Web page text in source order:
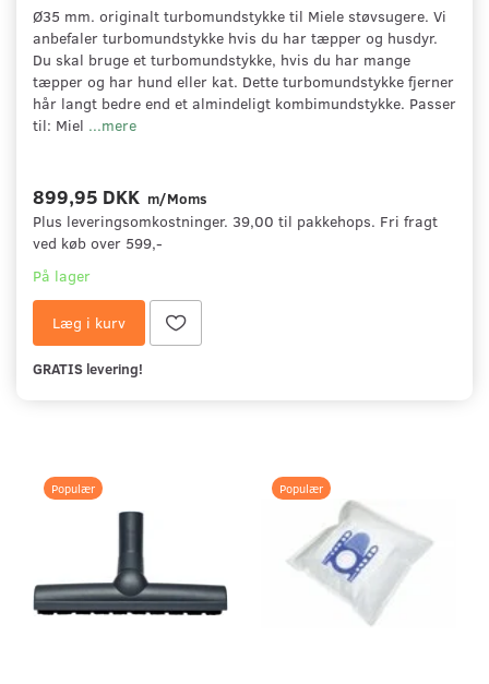
Ø35 mm. originalt turbomundstykke til Miele støvsugere. Vi
anbefaler turbomundstykke hvis du har tæpper og husdyr.
Du skal bruge et turbomundstykke, hvis du har mange
tæpper og har hund eller kat. Dette turbomundstykke fjerner
hår langt bedre end et almindeligt kombimundstykke. Passer
til: Miel ...mere
899,95 DKK m/Moms
Plus leveringsomkostninger. 39,00 til pakkehops. Fri fragt
ved køb over 599,-
På lager
Læg i kurv
GRATIS levering!
Populær Populær